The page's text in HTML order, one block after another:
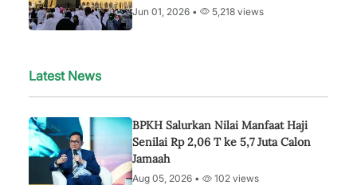
Jun 01, 2026 • 5,218 views
Latest News
BPKH Salurkan Nilai Manfaat Haji
Senilai Rp 2,06 T ke 5,7 Juta Calon
Jamaah
Aug 05, 2026 • 102 views